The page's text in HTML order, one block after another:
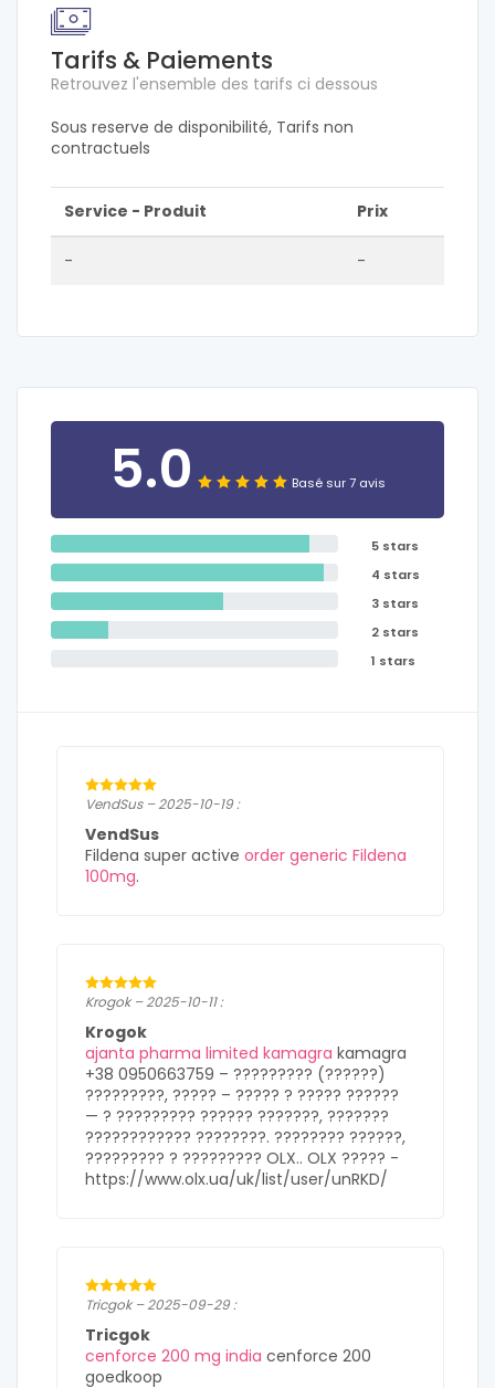
Tarifs & Paiements
Retrouvez l'ensemble des tarifs ci dessous
Sous reserve de disponibilité, Tarifs non
contractuels
Service - Produit Prix
- -
5.0 Basé sur 7 avis
5 stars
4 stars
3 stars
2 stars
1 stars
VendSus – 2025-10-19 :
VendSus
Fildena super active order generic Fildena
100mg.
Krogok – 2025-10-11 :
Krogok
ajanta pharma limited kamagra kamagra
+38 0950663759 – ????????? (??????)
?????????, ????? – ????? ? ????? ??????
— ? ????????? ?????? ???????, ???????
???????????? ????????. ???????? ??????,
????????? ? ????????? OLX.. OLX ????? -
https://www.olx.ua/uk/list/user/unRKD/
Tricgok – 2025-09-29 :
Tricgok
cenforce 200 mg india cenforce 200
goedkoop